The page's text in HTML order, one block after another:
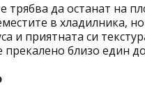
трябва да останат на
в хладилника,
и приятната си
прекалено близо един